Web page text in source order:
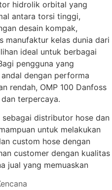
hidrolik orbital yang
antara torsi tinggi,
desain kompak,
manufaktur kelas dunia dari
ideal untuk berbagai
pengguna yang
dengan performa
rendah, OMP 100 Danfoss
terpercaya.
sebagai distributor hose dan
untuk melakukan
custom hose dengan
customer dengan kualitas
jual yang memuaskan